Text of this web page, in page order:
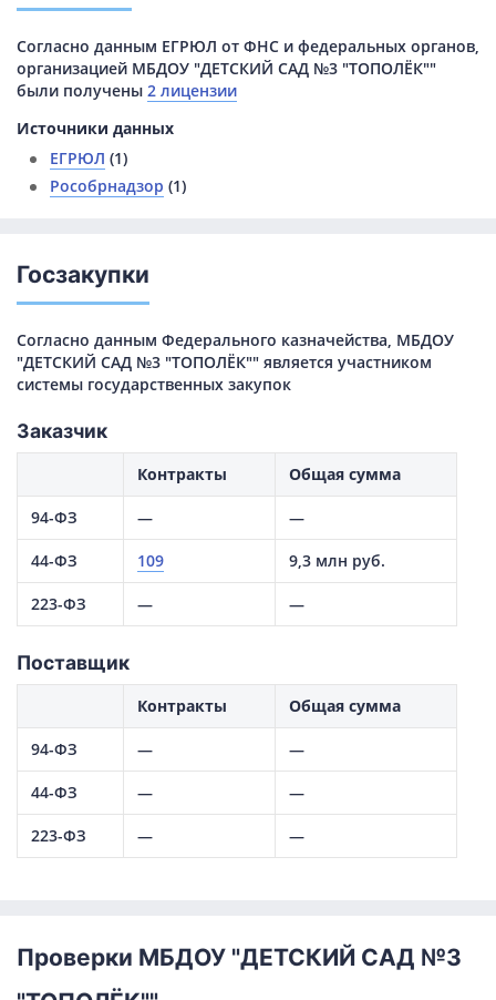
Согласно данным ЕГРЮЛ от ФНС и федеральных органов,
организацией МБДОУ "ДЕТСКИЙ САД №3 "ТОПОЛЁК""
были получены 2 лицензии
Источники данных
ЕГРЮЛ (1)
Рособрнадзор (1)
Госзакупки
Согласно данным Федерального казначейства, МБДОУ
"ДЕТСКИЙ САД №3 "ТОПОЛЁК"" является участником
системы государственных закупок
Заказчик
Контракты Общая сумма
94-ФЗ — —
44-ФЗ 109 9,3 млн руб.
223-ФЗ — —
Поставщик
Контракты Общая сумма
94-ФЗ — —
44-ФЗ — —
223-ФЗ — —
Проверки МБДОУ "ДЕТСКИЙ САД №3